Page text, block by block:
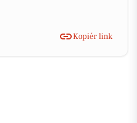
Kopiér link